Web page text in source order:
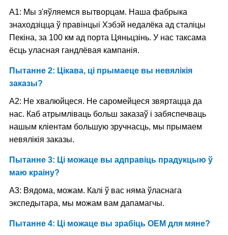
A1: Мы з'яўляемся вытворцам. Наша фабрыка
знаходзіцца ў правінцыі Хэбэй недалёка ад сталіцы
Пекіна, за 100 км ад порта Цяньцзінь. У нас таксама
ёсць уласная гандлёвая кампанія.
Пытанне 2: Цікава, ці прымаеце вы невялікія
заказы?
A2: Не хвалюйцеся. Не саромейцеся звяртацца да
нас. Каб атрымліваць больш заказаў і забяспечваць
нашым кліентам большую зручнасць, мы прымаем
невялікія заказы.
Пытанне 3: Ці можаце вы адправіць прадукцыю ў
маю краіну?
A3: Вядома, можам. Калі ў вас няма ўласнага
экспедытара, мы можам вам дапамагчы.
Пытанне 4: Ці можаце вы зрабіць OEM для мяне?